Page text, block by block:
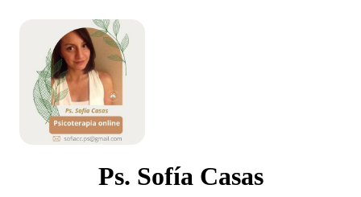
Ps. Sofía Casas